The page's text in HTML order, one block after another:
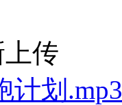
传
计划.mp3